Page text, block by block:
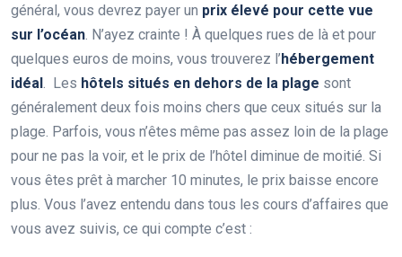
général, vous devrez payer un prix élevé pour cette vue
sur l’océan . N’ayez crainte ! À quelques rues de là et pour
quelques euros de moins, vous trouverez l’hébergement
idéal . Les hôtels situés en dehors de la plage sont
généralement deux fois moins chers que ceux situés sur la
plage. Parfois, vous n’êtes même pas assez loin de la plage
pour ne pas la voir, et le prix de l’hôtel diminue de moitié. Si
vous êtes prêt à marcher 10 minutes, le prix baisse encore
plus. Vous l’avez entendu dans tous les cours d’affaires que
vous avez suivis, ce qui compte c’est :